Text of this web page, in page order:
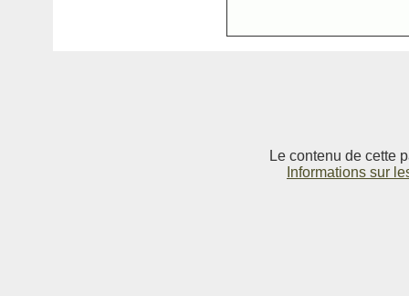
Le contenu de cette
Informations sur